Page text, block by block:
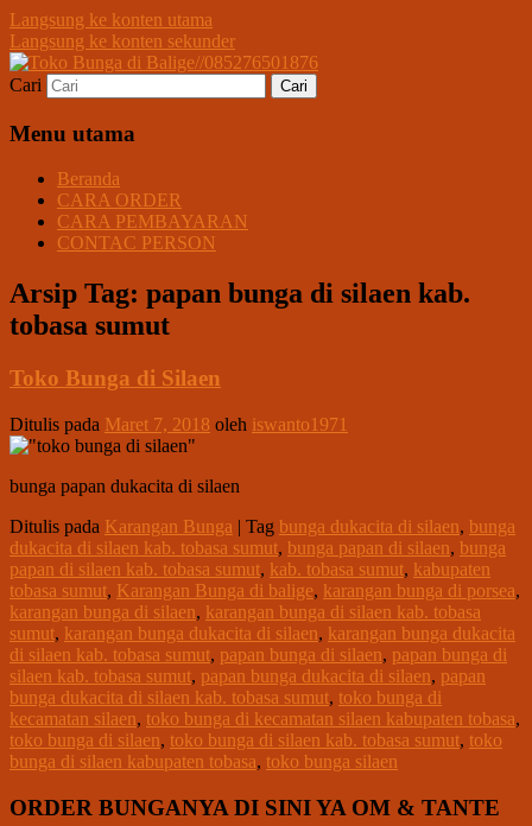
Langsung ke konten utama
Langsung ke konten sekunder
Toko Bunga di
Balige//085276501876
Melayani Pemesanan Karangan Bunga
Ucapan Untuk Dukacita, Peresmian &
Balige Khususnya.
Cari
Menu utama
Beranda
CARA ORDER
CARA PEMBAYARAN
CONTAC PERSON
Arsip Tag: papan bunga di silaen kab.
tobasa sumut
Toko Bunga di Silaen
Ditulis pada Maret 7, 2018 oleh iswanto1971
bunga papan dukacita di silaen
Ditulis pada Karangan Bunga | Tag bunga dukacita di silaen, bunga
dukacita di silaen kab. tobasa sumut, bunga papan di silaen, bunga
papan di silaen kab. tobasa sumut, kab. tobasa sumut, kabupaten
tobasa sumut, Karangan Bunga di balige, karangan bunga di porsea,
karangan bunga di silaen, karangan bunga di silaen kab. tobasa
sumut, karangan bunga dukacita di silaen, karangan bunga dukacita
di silaen kab. tobasa sumut, papan bunga di silaen, papan bunga di
silaen kab. tobasa sumut, papan bunga dukacita di silaen, papan
bunga dukacita di silaen kab. tobasa sumut, toko bunga di
kecamatan silaen, toko bunga di kecamatan silaen kabupaten tobasa,
toko bunga di silaen, toko bunga di silaen kab. tobasa sumut, toko
bunga di silaen kabupaten tobasa, toko bunga silaen
ORDER BUNGANYA DI SINI YA OM & TANTE